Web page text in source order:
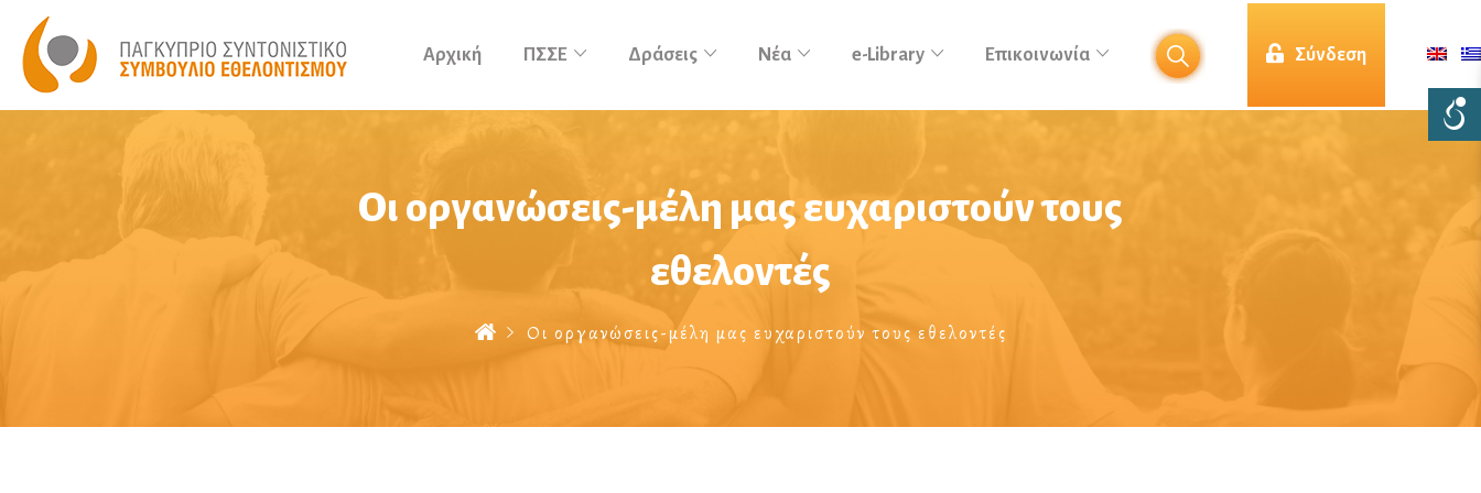
Αρχική ΠΣΣΕ Δράσεις Νέα e-Library Επικοινωνία Σύνδεση
Οι οργανώσεις-μέλη μας ευχαριστούν τους
εθελοντές
Οι οργανώσεις-μέλη μας ευχαριστούν τους εθελοντές